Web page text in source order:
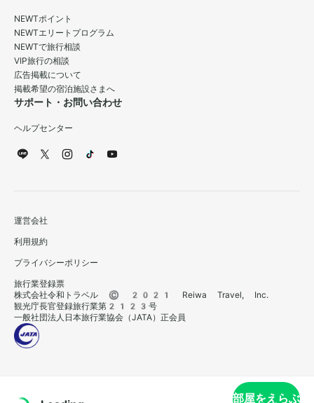
部屋をえらぶ
NEWTポイント
NEWTエリートプログラム
NEWTで旅行相談
VIP旅行の相談
広告掲載について
掲載希望の宿泊施設さまへ
サポート・お問い合わせ
ヘルプセンター
運営会社
利用規約
プライバシーポリシー
旅行業登録票
株式会社令和トラベル © 2021 Reiwa Travel, Inc.
観光庁長官登録旅行業第2123号
一般社団法人日本旅行業協会（JATA）正会員